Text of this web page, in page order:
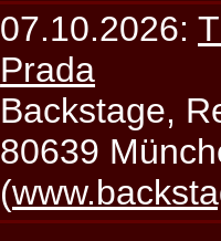
07.10.2026:
Prada
Backstage,
80639
(